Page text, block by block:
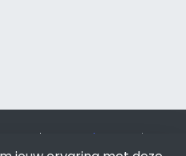
SEO door SEO-bureau
Lion